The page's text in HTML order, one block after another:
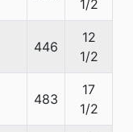
1/2
446
12
1/2
483
17
1/2